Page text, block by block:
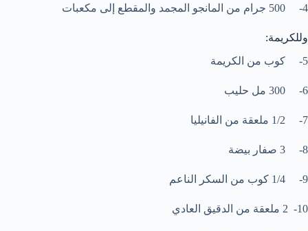
4- 500 جرام من المانجو المجمد والمقطع إلى مكعبات
وللكريمة:
5- كوب من الكريمة
6- 300 مل حليب
7- 1/2 ملعقة من الفانيليا
8- 3 صفار بيضة
9- 1/4 كوب من السكر الناعم
10- 2 ملعقة من الدقيق العادي